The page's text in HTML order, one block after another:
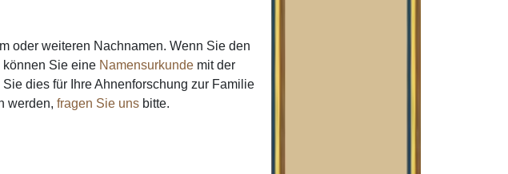
oder weiteren Nachnamen. Wenn Sie den
Sie eine Namensurkunde mit der
dies für Ihre Ahnenforschung zur Familie
werden,fragen Sie uns bitte.